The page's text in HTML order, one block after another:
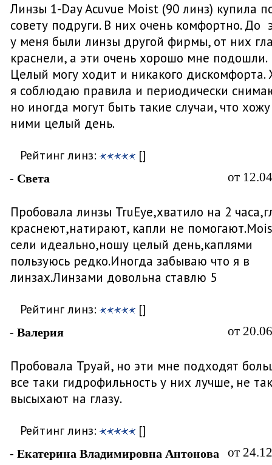
Линзы 1-Day Acuvue Moist (90 линз) купила
совету подруги. В них очень комфортно. До
у меня были линзы другой фирмы, от них
краснели, а эти очень хорошо мне подошли.
Целый могу ходит и никакого дискомфорта.
я соблюдаю правила и периодически
но иногда могут быть такие случаи, что
ними целый день.
Рейтинг линз: []
- Света от
Пробовала линзы TruEye,хватило на 2
краснеют,натирают, капли не
сели идеально,ношу целый день,каплями
пользуюсь редко.Иногда забываю что я в
линзах.Линзами довольна ставлю 5
Рейтинг линз: []
- Валерия от
Пробовала Труай, но эти мне подходят
все таки гидрофильность у них лучше, не так
высыхают на глазу.
Рейтинг линз: []
- Екатерина Владимировна Антонова от